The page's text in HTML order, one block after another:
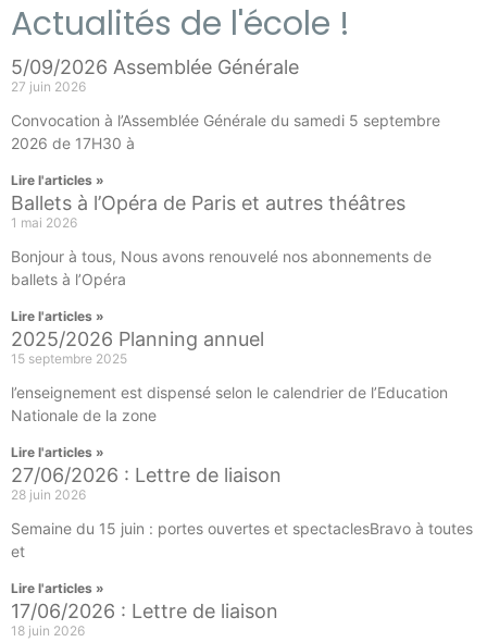
Actualités de l'école !
5/09/2026 Assemblée Générale
27 juin 2026
Convocation à l’Assemblée Générale du samedi 5 septembre
2026 de 17H30 à
Lire l'articles »
Ballets à l’Opéra de Paris et autres théâtres
1 mai 2026
Bonjour à tous, Nous avons renouvelé nos abonnements de
ballets à l’Opéra
Lire l'articles »
2025/2026 Planning annuel
15 septembre 2025
l’enseignement est dispensé selon le calendrier de l’Education
Nationale de la zone
Lire l'articles »
27/06/2026 : Lettre de liaison
28 juin 2026
Semaine du 15 juin : portes ouvertes et spectaclesBravo à toutes
et
Lire l'articles »
17/06/2026 : Lettre de liaison
18 juin 2026